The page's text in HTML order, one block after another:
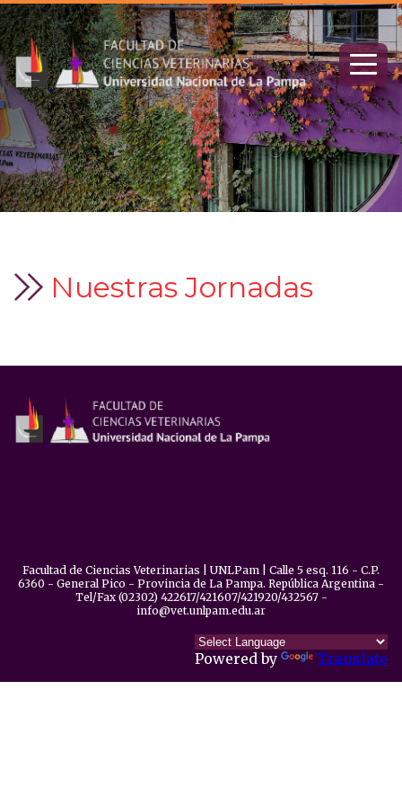
Nuestras Jornadas
Facultad de Ciencias Veterinarias | UNLPam | Calle 5 esq. 116 - C.P.
6360 - General Pico - Provincia de La Pampa. República Argentina -
Tel/Fax (02302) 422617/421607/421920/432567 -
info@vet.unlpam.edu.ar
Powered by Translate